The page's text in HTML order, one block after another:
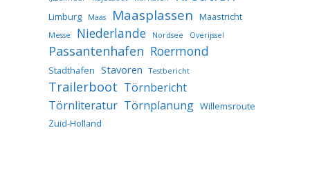
Limburg Maas Maasplassen Maastricht
Messe Niederlande Nordsee Overijssel
Passantenhafen Roermond
Stadthafen Stavoren Testbericht
Trailerboot Törnbericht
Törnliteratur Törnplanung Willemsroute
Zuid-Holland